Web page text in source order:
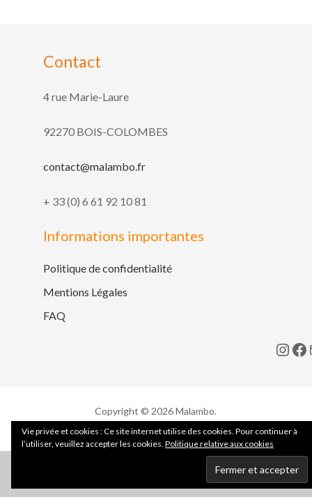
Contact
4 rue Marie-Laure
92270 BOIS-COLOMBES
contact@malambo.fr
+ 33 (0) 6 61 92 10 81
Informations importantes
Politique de confidentialité
Mentions Légales
FAQ
Copyright © 2026 Malambo.
Alpha WordPress Theme by themehall.com
Vie privée et cookies : Ce site internet utilise des cookies. Pour continuer à
l’utiliser, veuillez accepter les cookies. Politique relative aux cookies